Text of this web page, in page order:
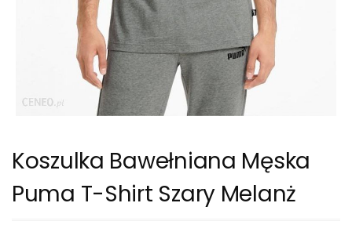
Koszulka Bawełniana Męska
Puma T-Shirt Szary Melanż